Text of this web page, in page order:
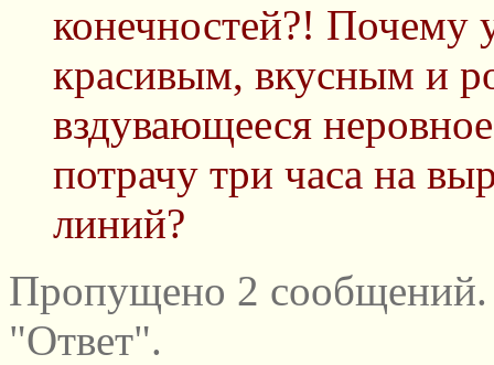
конечностей?! Почему
красивым, вкусным и
вздувающееся
потрачу три часа на
линий?
Пропущено 2
"Ответ".